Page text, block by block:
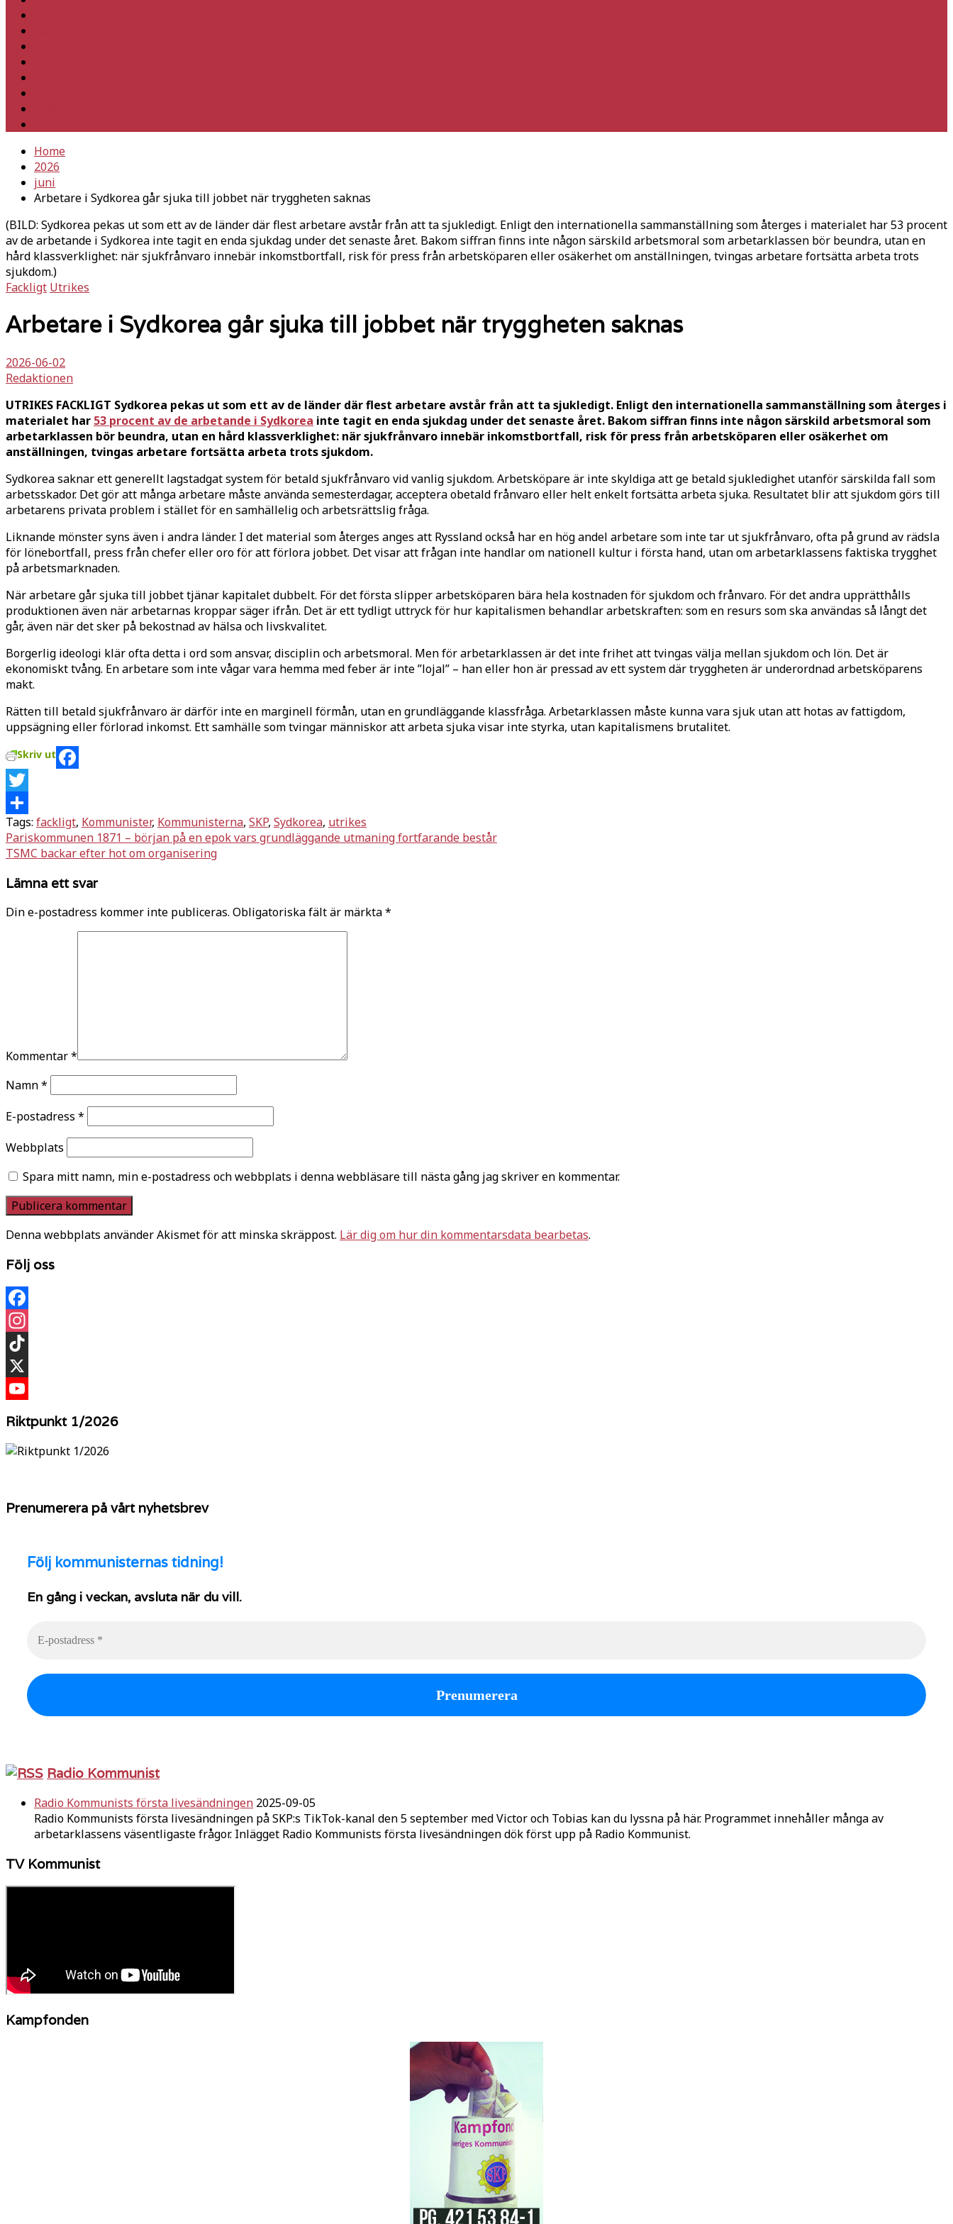
Home
2026
juni
Arbetare i Sydkorea går sjuka till jobbet när tryggheten saknas
(BILD: Sydkorea pekas ut som ett av de länder där flest arbetare avstår från att ta sjukledigt. Enligt den internationella sammanställning som återges i materialet har 53 procent
av de arbetande i Sydkorea inte tagit en enda sjukdag under det senaste året. Bakom siffran finns inte någon särskild arbetsmoral som arbetarklassen bör beundra, utan en
hård klassverklighet: när sjukfrånvaro innebär inkomstbortfall, risk för press från arbetsköparen eller osäkerhet om anställningen, tvingas arbetare fortsätta arbeta trots
sjukdom.)
Fackligt Utrikes
Arbetare i Sydkorea går sjuka till jobbet när tryggheten saknas
2026-06-02
Redaktionen
UTRIKES FACKLIGT Sydkorea pekas ut som ett av de länder där flest arbetare avstår från att ta sjukledigt. Enligt den internationella sammanställning som återges i
materialet har 53 procent av de arbetande i Sydkorea inte tagit en enda sjukdag under det senaste året. Bakom siffran finns inte någon särskild arbetsmoral som
arbetarklassen bör beundra, utan en hård klassverklighet: när sjukfrånvaro innebär inkomstbortfall, risk för press från arbetsköparen eller osäkerhet om
anställningen, tvingas arbetare fortsätta arbeta trots sjukdom.
Sydkorea saknar ett generellt lagstadgat system för betald sjukfrånvaro vid vanlig sjukdom. Arbetsköpare är inte skyldiga att ge betald sjukledighet utanför särskilda fall som
arbetsskador. Det gör att många arbetare måste använda semesterdagar, acceptera obetald frånvaro eller helt enkelt fortsätta arbeta sjuka. Resultatet blir att sjukdom görs till
arbetarens privata problem i stället för en samhällelig och arbetsrättslig fråga.
Liknande mönster syns även i andra länder. I det material som återges anges att Ryssland också har en hög andel arbetare som inte tar ut sjukfrånvaro, ofta på grund av rädsla
för lönebortfall, press från chefer eller oro för att förlora jobbet. Det visar att frågan inte handlar om nationell kultur i första hand, utan om arbetarklassens faktiska trygghet
på arbetsmarknaden.
När arbetare går sjuka till jobbet tjänar kapitalet dubbelt. För det första slipper arbetsköparen bära hela kostnaden för sjukdom och frånvaro. För det andra upprätthålls
produktionen även när arbetarnas kroppar säger ifrån. Det är ett tydligt uttryck för hur kapitalismen behandlar arbetskraften: som en resurs som ska användas så långt det
går, även när det sker på bekostnad av hälsa och livskvalitet.
Borgerlig ideologi klär ofta detta i ord som ansvar, disciplin och arbetsmoral. Men för arbetarklassen är det inte frihet att tvingas välja mellan sjukdom och lön. Det är
ekonomiskt tvång. En arbetare som inte vågar vara hemma med feber är inte ”lojal” – han eller hon är pressad av ett system där tryggheten är underordnad arbetsköparens
makt.
Rätten till betald sjukfrånvaro är därför inte en marginell förmån, utan en grundläggande klassfråga. Arbetarklassen måste kunna vara sjuk utan att hotas av fattigdom,
uppsägning eller förlorad inkomst. Ett samhälle som tvingar människor att arbeta sjuka visar inte styrka, utan kapitalismens brutalitet.
Skriv ut
Facebook
Twitter
Dela
Tags: fackligt, Kommunister, Kommunisterna, SKP, Sydkorea, utrikes
Inläggsnavigering
Pariskommunen 1871 – början på en epok vars grundläggande utmaning fortfarande består
TSMC backar efter hot om organisering
Lämna ett svar
Din e-postadress kommer inte publiceras. Obligatoriska fält är märkta*
Kommentar*
Namn*
E-postadress *
Webbplats
Spara mitt namn, min e-postadress och webbplats i denna webbläsare till nästa gång jag skriver en kommentar.
Denna webbplats använder Akismet för att minska skräppost. Lär dig om hur din kommentarsdata bearbetas.
Följ oss
Facebook
Instagram
TikTok
X
Riktpunkt 1/2026
Prenumerera på vårt nyhetsbrev
Följ kommunisternas tidning!
En gång i veckan, avsluta när du vill.
Radio Kommunist
Radio Kommunists första livesändningen 2025-09-05
Radio Kommunists första livesändningen på SKP:s TikTok-kanal den 5 september med Victor och Tobias kan du lyssna på här. Programmet innehåller många av
arbetarklassens väsentligaste frågor. Inlägget Radio Kommunists första livesändningen dök först upp på Radio Kommunist.
TV Kommunist
Kampfonden